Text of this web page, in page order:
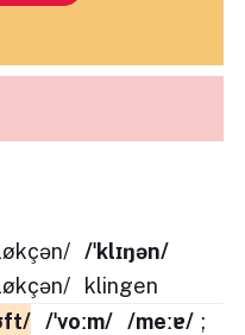
/ˈklɪŋən/
klingen
/ˈvoːm/ /meːɐ/ ;